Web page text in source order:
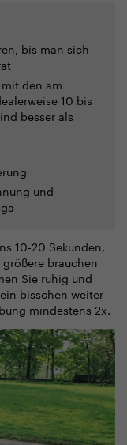
bis man sich
den am
10 bis
besser als
und
10-20 Sekunden,
brauchen
Sie ruhig und
bisschen weiter
mindestens 2x.